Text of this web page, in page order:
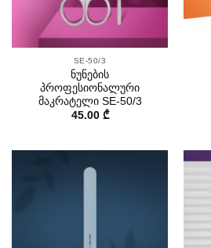
SE-50/3
ნუნების
პროფესიონალური
მაკრატელი SE-50/3
45.00 ₾